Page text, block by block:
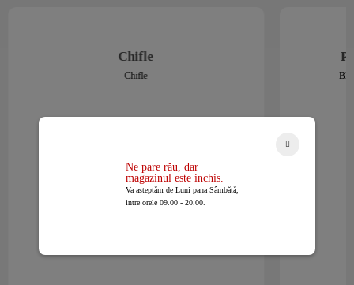
Chifle
Chifle
Ne pare rău, dar
magazinul este inchis.
Va asteptăm de Luni pana Sâmbătă,
intre orele 09.00 - 20.00.